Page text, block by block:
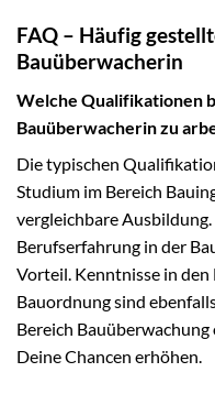
FAQ – Häufig
Bauüberwacherin
Welche Qualifikationen
Bauüberwacherin zu
Die typischen
Studium im Bereich
vergleichbare
Berufserfahrung in der
Vorteil. Kenntnisse in
Bauordnung sind
Bereich
Deine Chancen erhöhen.